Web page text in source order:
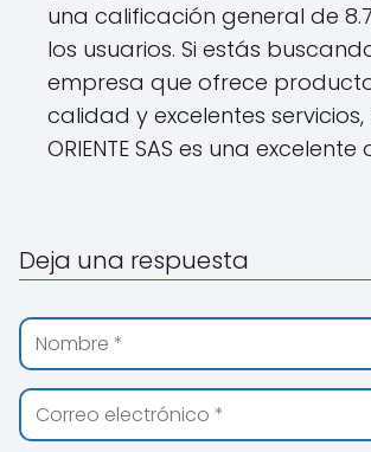
una calificación general de
los usuarios. Si estás
empresa que ofrece
calidad y excelentes servicios,
ORIENTE SAS es una excelente
Deja una respuesta